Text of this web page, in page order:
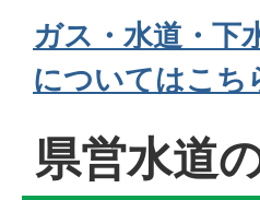
ガス・水道・下
についてはこち
県営水道